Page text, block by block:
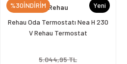
%30İNDİRİM Yeni
Rehau
Rehau Oda Termostatı Nea H 230
V Rehau Termostat
5.044,95 TL